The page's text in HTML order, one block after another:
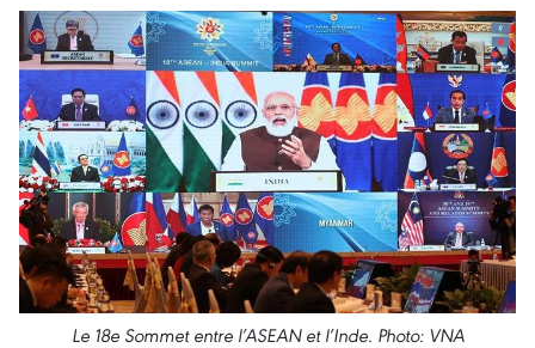
Le 18e Sommet entre l’ASEAN et l’Inde. Photo: VNA